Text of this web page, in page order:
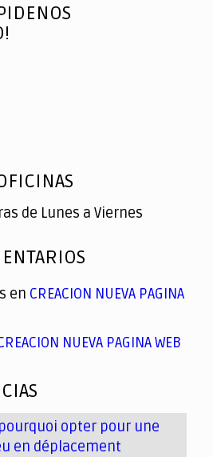
de Lunes a Viernes
en CREACION NUEVA PAGINA
NUEVA PAGINA WEB
opter pour une
en déplacement